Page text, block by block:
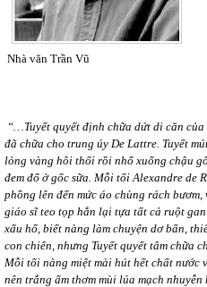
Nhà văn Trần Vũ
“…Tuyết quyết định chữa dứt di căn
đã chữa cho trung úy De Lattre. Tuyết
lỏng vàng hôi thối rồi nhổ xuống chậu
đem đổ ở gốc sữa. Mỗi tối Alexandre de
phồng lên đến mức áo chùng rách
giáo sĩ teo tọp hẳn lại tựa tất cả ruột
xấu hổ, biết nàng làm chuyện dơ bẩn,
con chiên, nhưng Tuyết quyết tâm chữa
Mỗi tối nàng miệt mài hút hết chất nước
nên trắng ấm thơm mùi lúa mạch